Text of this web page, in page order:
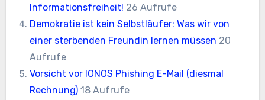
Informationsfreiheit! 26 Aufrufe
Demokratie ist kein Selbstläufer: Was wir von
einer sterbenden Freundin lernen müssen 20
Aufrufe
Vorsicht vor IONOS Phishing E-Mail (diesmal
Rechnung) 18 Aufrufe